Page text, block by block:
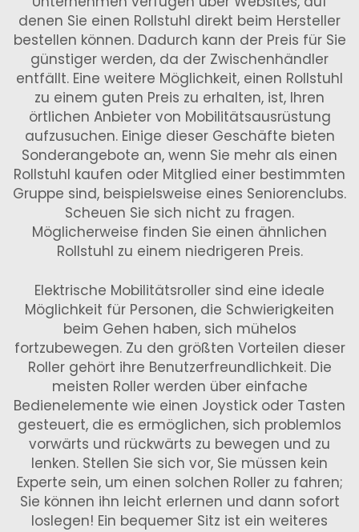
denen Sie einen Rollstuhl direkt beim Hersteller
bestellen können. Dadurch kann der Preis für Sie
günstiger werden, da der Zwischenhändler
entfällt. Eine weitere Möglichkeit, einen Rollstuhl
zu einem guten Preis zu erhalten, ist, Ihren
örtlichen Anbieter von Mobilitätsausrüstung
aufzusuchen. Einige dieser Geschäfte bieten
Sonderangebote an, wenn Sie mehr als einen
Rollstuhl kaufen oder Mitglied einer bestimmten
Gruppe sind, beispielsweise eines Seniorenclubs.
Scheuen Sie sich nicht zu fragen.
Möglicherweise finden Sie einen ähnlichen
Rollstuhl zu einem niedrigeren Preis.
Elektrische Mobilitätsroller sind eine ideale
Möglichkeit für Personen, die Schwierigkeiten
beim Gehen haben, sich mühelos
fortzubewegen. Zu den größten Vorteilen dieser
Roller gehört ihre Benutzerfreundlichkeit. Die
meisten Roller werden über einfache
Bedienelemente wie einen Joystick oder Tasten
gesteuert, die es ermöglichen, sich problemlos
vorwärts und rückwärts zu bewegen und zu
lenken. Stellen Sie sich vor, Sie müssen kein
Experte sein, um einen solchen Roller zu fahren;
Sie können ihn leicht erlernen und dann sofort
loslegen! Ein bequemer Sitz ist ein weiteres